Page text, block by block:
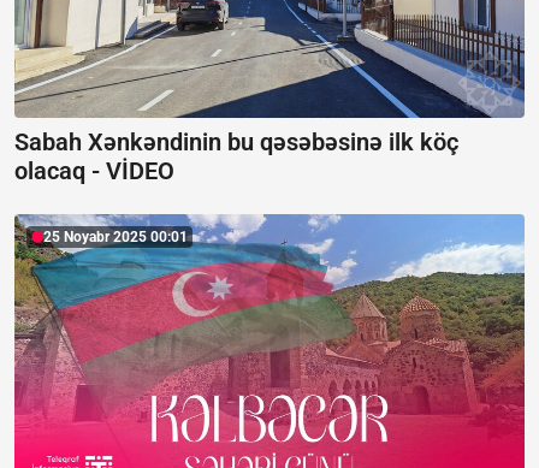
Sabah Xənkəndinin bu qəsəbəsinə ilk köç
olacaq - VİDEO
25 Noyabr 2025 00:01